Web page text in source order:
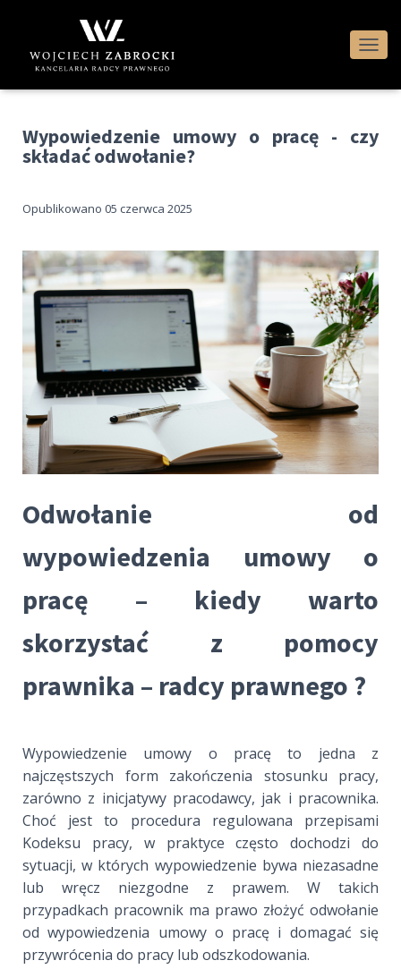
P
Z
Ą
G
A
C
J
Ę
Wypowiedzenie umowy o pracę - czy
składać odwołanie?
Opublikowano 05 czerwca 2025
Odwołanie od
wypowiedzenia umowy o
pracę – kiedy warto
skorzystać z pomocy
prawnika – radcy prawnego ?
Wypowiedzenie umowy o pracę to jedna z
najczęstszych form zakończenia stosunku pracy,
zarówno z inicjatywy pracodawcy, jak i pracownika.
Choć jest to procedura regulowana przepisami
Kodeksu pracy, w praktyce często dochodzi do
sytuacji, w których wypowiedzenie bywa niezasadne
lub wręcz niezgodne z prawem. W takich
przypadkach pracownik ma prawo złożyć odwołanie
od wypowiedzenia umowy o pracę i domagać się
przywrócenia do pracy lub odszkodowania.